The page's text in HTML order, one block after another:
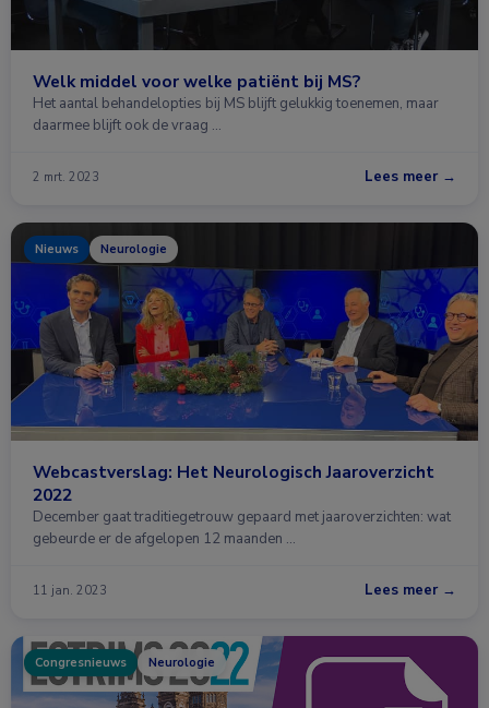
Welk middel voor welke patiënt bij MS?
Het aantal behandelopties bij MS blijft gelukkig toenemen, maar
daarmee blijft ook de vraag …
2 mrt. 2023 Lees meer →
Nieuws Neurologie
Webcastverslag: Het Neurologisch Jaaroverzicht
2022
December gaat traditiegetrouw gepaard met jaaroverzichten: wat
gebeurde er de afgelopen 12 maanden …
11 jan. 2023 Lees meer →
Congresnieuws Neurologie